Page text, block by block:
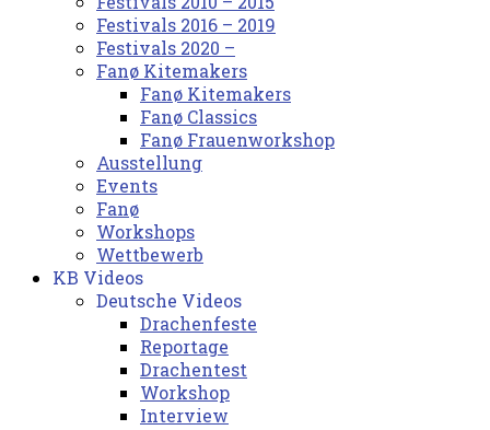
Festivals 2016 – 2019
Festivals 2020 –
Fanø Kitemakers
Fanø Kitemakers
Fanø Classics
Fanø Frauenworkshop
Ausstellung
Events
Fanø
Workshops
Wettbewerb
KB Videos
Deutsche Videos
Drachenfeste
Reportage
Drachentest
Workshop
Interview